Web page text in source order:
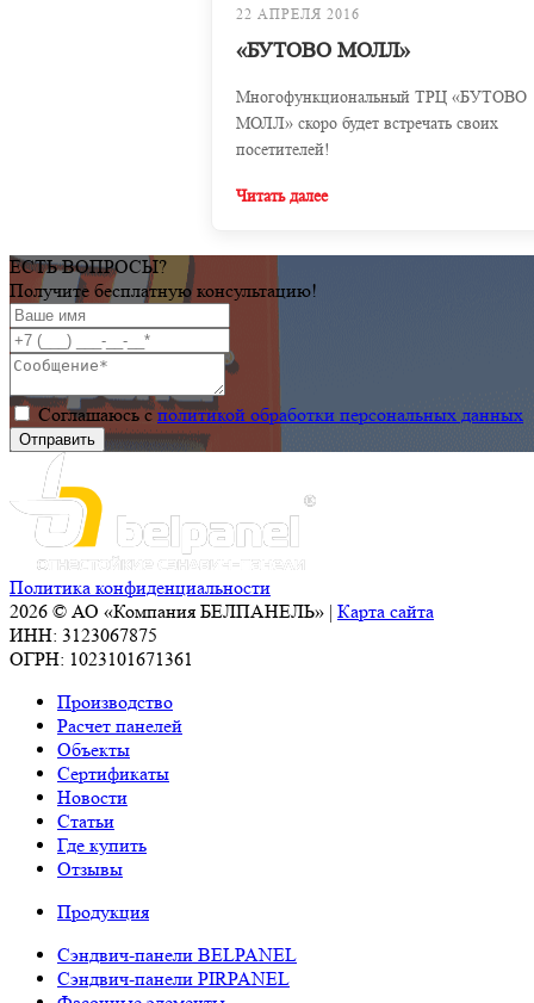
22 АПРЕЛЯ 2016
«БУТОВО МОЛЛ»
Многофункциональный ТРЦ «БУТОВО
МОЛЛ» скоро будет встречать своих
посетителей!
Читать далее
ЕСТЬ ВОПРОСЫ?
Получите бесплатную консультацию!
Соглашаюсь сполитикой обработки персональных данных
Политика конфиденциальности
2026 © АО «Компания БЕЛПАНЕЛЬ» | Карта сайта
ИНН: 3123067875
ОГРН: 1023101671361
Производство
Расчет панелей
Объекты
Сертификаты
Новости
Статьи
Где купить
Отзывы
Продукция
Сэндвич-панели BELPANEL
Сэндвич-панели PIRPANEL